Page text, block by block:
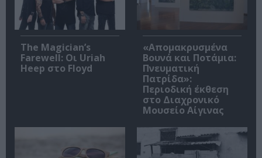
The Magician’s
Farewell: Οι Uriah
Heep στο Floyd
«Απομακρυσμένα
Βουνά και Ποτάμια:
Πνευματική
Πατρίδα»:
Περιοδική έκθεση
στο Διαχρονικό
Μουσείο Αίγινας